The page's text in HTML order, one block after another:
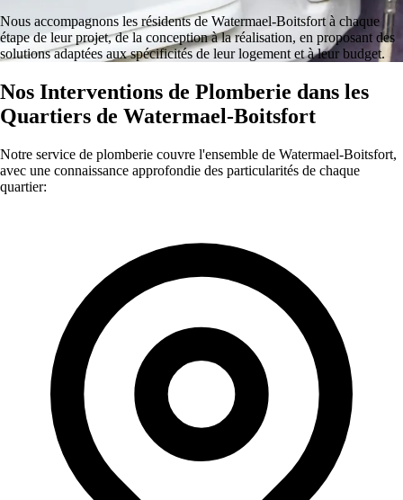
Nous accompagnons les résidents de Watermael-Boitsfort à chaque
étape de leur projet, de la conception à la réalisation, en proposant des
solutions adaptées aux spécificités de leur logement et à leur budget.
Nos Interventions de Plomberie dans les
Quartiers de Watermael-Boitsfort
Notre service de plomberie couvre l'ensemble de Watermael-Boitsfort,
avec une connaissance approfondie des particularités de chaque
quartier: